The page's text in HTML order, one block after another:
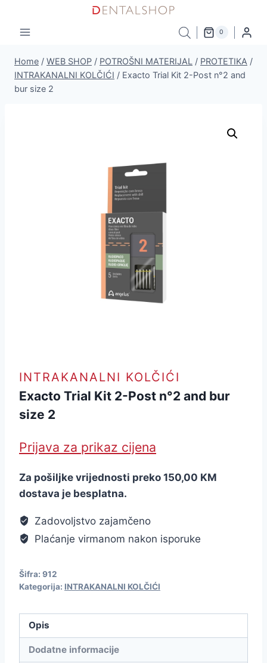
content
0
Home / WEB SHOP / POTROŠNI MATERIJAL / PROTETIKA /
INTRAKANALNI KOLČIĆI / Exacto Trial Kit 2-Post n°2 and
bur size 2
INTRAKANALNI KOLČIĆI
Exacto Trial Kit 2-Post n°2 and bur
size 2
Prijava za prikaz cijena
Za pošiljke vrijednosti preko 150,00 KM
dostava je besplatna.
Zadovoljstvo zajamčeno
Plaćanje virmanom nakon isporuke
Šifra: 912
Kategorija: INTRAKANALNI KOLČIĆI
Opis
Dodatne informacije